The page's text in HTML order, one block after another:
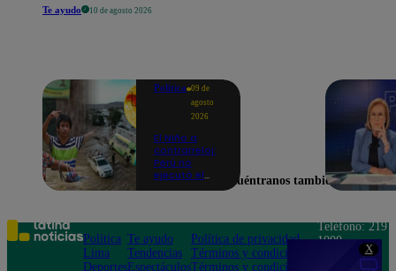
X
Te ayudo 10 de agosto 2026
Política 09 de
agosto
2026
El Niño a
contrarreloj:
Perú no
ejecutó el
inundaciones
en puntos
críticos de
ríos
Encuéntranos también en
Política
Lima
Deportes
Te ayudo
Tendencias
Espectáculos
Política de privacidad
Términos y condiciones
Términos y condiciones
Teléfono: 219
1000